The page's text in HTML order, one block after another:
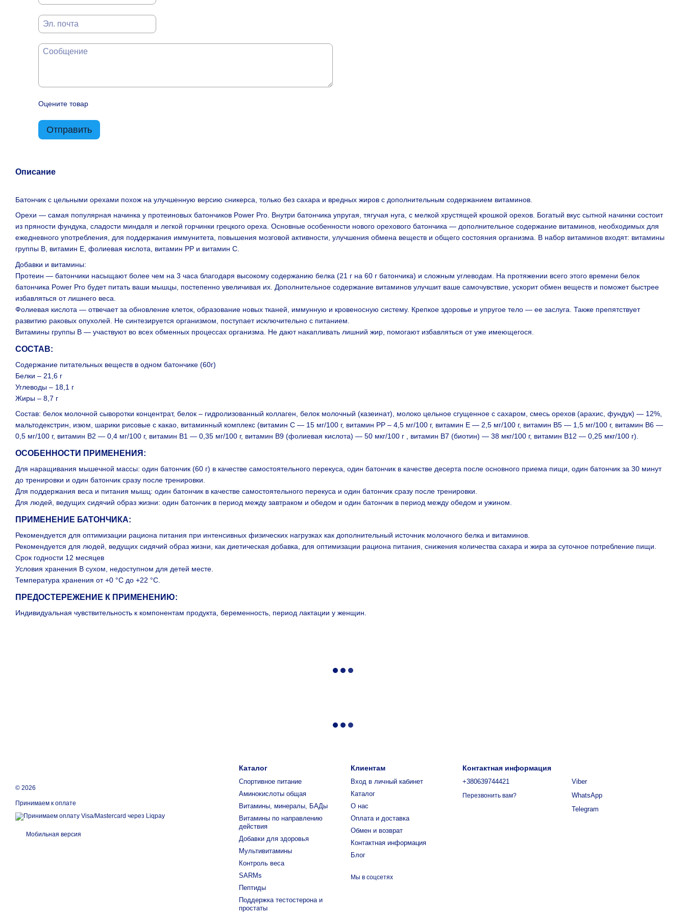
Оцените товар
Отправить
Описание
Батончик с цельными орехами похож на улучшенную версию сникерса, только без сахара и вредных жиров с дополнительным содержанием витаминов.
Орехи — самая популярная начинка у протеиновых батончиков Power Pro. Внутри батончика упругая, тягучая нуга, с мелкой хрустящей крошкой орехов. Богатый вкус сытной начинки состоит
из пряности фундука, сладости миндаля и легкой горчинки грецкого ореха. Основные особенности нового орехового батончика — дополнительное содержание витаминов, необходимых для
ежедневного употребления, для поддержания иммунитета, повышения мозговой активности, улучшения обмена веществ и общего состояния организма. В набор витаминов входят: витамины
группы В, витамин Е, фолиевая кислота, витамин РР и витамин С.
Добавки и витамины:
Протеин — батончики насыщают более чем на 3 часа благодаря высокому содержанию белка (21 г на 60 г батончика) и сложным углеводам. На протяжении всего этого времени белок
батончика Power Pro будет питать ваши мышцы, постепенно увеличивая их. Дополнительное содержание витаминов улучшит ваше самочувствие, ускорит обмен веществ и поможет быстрее
избавляться от лишнего веса.
Фолиевая кислота — отвечает за обновление клеток, образование новых тканей, иммунную и кровеносную систему. Крепкое здоровье и упругое тело — ее заслуга. Также препятствует
развитию раковых опухолей. Не синтезируется организмом, поступает исключительно с питанием.
Витамины группы В — участвуют во всех обменных процессах организма. Не дают накапливать лишний жир, помогают избавляться от уже имеющегося.
СОСТАВ:
Содержание питательных веществ в одном батончике (60г)
Белки – 21,6 г
Углеводы – 18,1 г
Жиры – 8,7 г
Состав: белок молочной сыворотки концентрат, белок – гидролизованный коллаген, белок молочный (казеинат), молоко цельное сгущенное с сахаром, cмесь орехов (арахис, фундук) — 12%,
мальтодекстрин, изюм, шарики рисовые с какао, витаминный комплекс (витамин С — 15 мг/100 г, витамин РР – 4,5 мг/100 г, витамин Е — 2,5 мг/100 г, витамин В5 — 1,5 мг/100 г, витамин В6 —
0,5 мг/100 г, витамин В2 — 0,4 мг/100 г, витамин В1 — 0,35 мг/100 г, витамин В9 (фолиевая кислота) — 50 мкг/100 г , витамин В7 (биотин) — 38 мкг/100 г, витамин В12 — 0,25 мкг/100 г).
ОСОБЕННОСТИ ПРИМЕНЕНИЯ:
Для наращивания мышечной массы: один батончик (60 г) в качестве самостоятельного перекуса, один батончик в качестве десерта после основного приема пищи, один батончик за 30 минут
до тренировки и один батончик сразу после тренировки.
Для поддержания веса и питания мышц: один батончик в качестве самостоятельного перекуса и один батончик сразу после тренировки.
Для людей, ведущих сидячий образ жизни: один батончик в период между завтраком и обедом и один батончик в период между обедом и ужином.
ПРИМЕНЕНИЕ БАТОНЧИКА:
Рекомендуется для оптимизации рациона питания при интенсивных физических нагрузках как дополнительный источник молочного белка и витаминов.
Рекомендуется для людей, ведущих сидячий образ жизни, как диетическая добавка, для оптимизации рациона питания, снижения количества сахара и жира за суточное потребление пищи.
Срок годности 12 месяцев
Условия хранения В сухом, недоступном для детей месте.
Температура хранения от +0 °С до +22 °С.
ПРЕДОСТЕРЕЖЕНИЕ К ПРИМЕНЕНИЮ:
Индивидуальная чувствительность к компонентам продукта, беременность, период лактации у женщин.
© 2026
Принимаем к оплате
Мобильная версия
Каталог
Спортивное питание
Аминокислоты общая
Витамины, минералы, БАДы
Витамины по направлению
действия
Добавки для здоровья
Мультивитамины
Контроль веса
SARMs
Пептиды
Поддержка тестостерона и
простаты
Клиентам
Вход в личный кабинет
Каталог
О нас
Оплата и доставка
Обмен и возврат
Контактная информация
Блог
Мы в соцсетях
Контактная информация
+380639744421
Перезвонить вам?
Viber
WhatsApp
Telegram